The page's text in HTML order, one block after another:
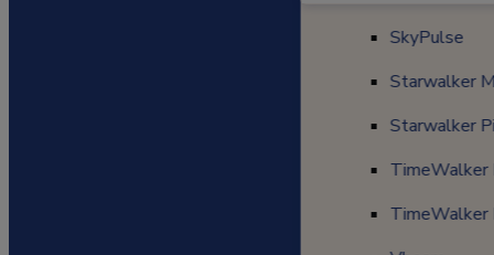
SkyPulse
Starwalker
Starwalker
TimeWalker
TimeWalker
Picoway
SkyPulse
Starwalker
Starwalker
TimeWalker